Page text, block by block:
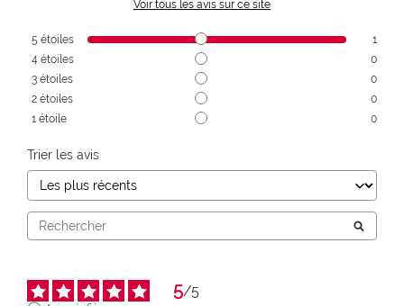
Voir tous les avis sur ce site
5 étoiles
1
4 étoiles
0
3 étoiles
0
2 étoiles
0
1 étoile 0
Trier les avis
5/5